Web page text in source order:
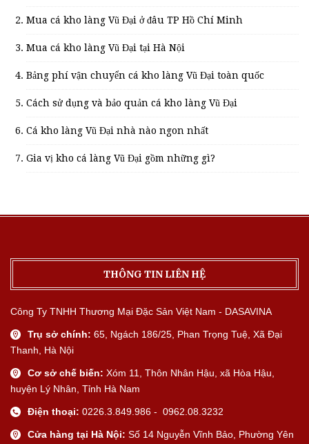
Mua cá kho làng Vũ Đại ở đâu TP Hồ Chí Minh
Mua cá kho làng Vũ Đại tại Hà Nội
Bảng phí vận chuyển cá kho làng Vũ Đại toàn quốc
Cách sử dụng và bảo quản cá kho làng Vũ Đại
Cá kho làng Vũ Đại nhà nào ngon nhất
Gia vị kho cá làng Vũ Đại gồm những gì?
THÔNG TIN LIÊN HỆ
Công Ty TNHH Thương Mại Đặc Sản Việt Nam - DASAVINA
Trụ sở chính: 65, Ngách 186/25, Phan Trọng Tuệ, Xã Đại
Thanh, Hà Nội
Cơ sở chế biến: Xóm 11, Thôn Nhân Hậu, xã Hòa Hậu,
huyện Lý Nhân, Tỉnh Hà Nam
Điện thoại: 0226.3.849.986 - 0962.08.3232
Cửa hàng tại Hà Nội: Số 14 Nguyễn Vĩnh Bảo, Phường Yên